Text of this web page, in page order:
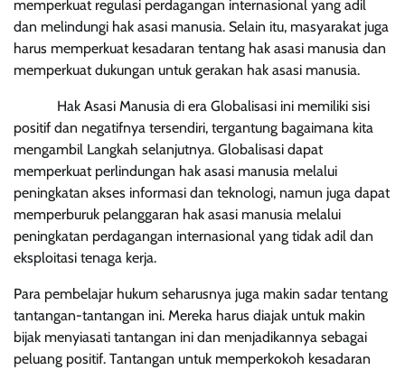
memperkuat regulasi perdagangan internasional yang adil
dan melindungi hak asasi manusia. Selain itu, masyarakat juga
harus memperkuat kesadaran tentang hak asasi manusia dan
memperkuat dukungan untuk gerakan hak asasi manusia.
Hak Asasi Manusia di era Globalisasi ini memiliki sisi
positif dan negatifnya tersendiri, tergantung bagaimana kita
mengambil Langkah selanjutnya. Globalisasi dapat
memperkuat perlindungan hak asasi manusia melalui
peningkatan akses informasi dan teknologi, namun juga dapat
memperburuk pelanggaran hak asasi manusia melalui
peningkatan perdagangan internasional yang tidak adil dan
eksploitasi tenaga kerja.
Para pembelajar hukum seharusnya juga makin sadar tentang
tantangan-tantangan ini. Mereka harus diajak untuk makin
bijak menyiasati tantangan ini dan menjadikannya sebagai
peluang positif. Tantangan untuk memperkokoh kesadaran